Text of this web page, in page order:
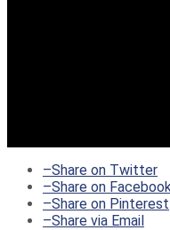
–Share on Twitter
–Share on
–Share on Pinterest
–Share via Email